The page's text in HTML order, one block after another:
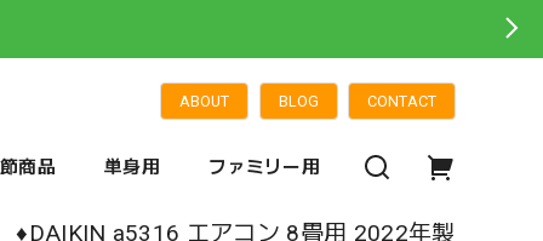
ABOUT BLOG CONTACT
商品 単身用 ファミリー用
♦️DAIKIN a5316 エアコン 8畳用 2022年製